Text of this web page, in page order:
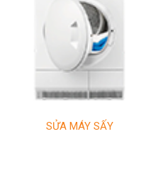
SỬA MÁY SẤY